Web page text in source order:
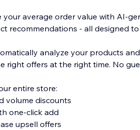
average order value with AI-
recommendations - all designed
analyze your products
right offers at the right time. No
entire store:
volume discounts
one-click add
upsell offers